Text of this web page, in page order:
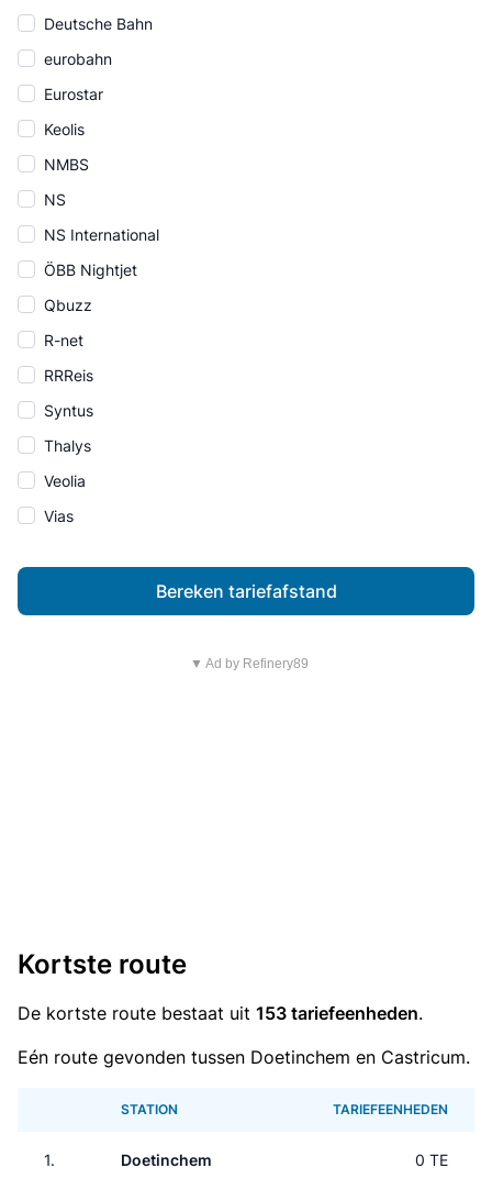
Deutsche Bahn
eurobahn
Eurostar
Keolis
NMBS
NS
NS International
ÖBB Nightjet
Qbuzz
R-net
RRReis
Syntus
Thalys
Veolia
Vias
Bereken tariefafstand
▼ Ad by Refinery89
Kortste route
De kortste route bestaat uit 153 tariefeenheden.
Eén route gevonden tussen Doetinchem en Castricum.
STATION TARIEFEENHEDEN
1. Doetinchem 0 TE